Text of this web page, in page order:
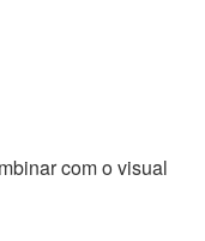
com o visual